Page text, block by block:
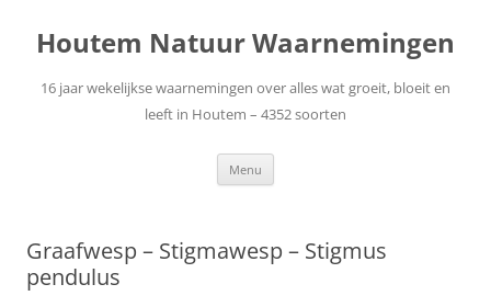
de
inhoud
Houtem Natuur Waarnemingen
16 jaar wekelijkse waarnemingen over alles wat groeit, bloeit en
leeft in Houtem – 4352 soorten
Menu
Graafwesp – Stigmawesp – Stigmus
pendulus